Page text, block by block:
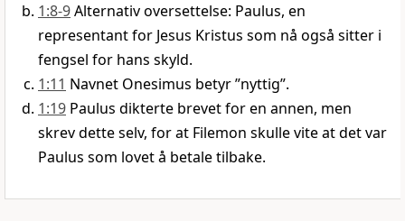
1:8-9Alternativ oversettelse: Paulus, en
representant for Jesus Kristus som nå også sitter i
fengsel for hans skyld.
1:11 Navnet Onesimus betyr ”nyttig”.
1:19 Paulus dikterte brevet for en annen, men
skrev dette selv, for at Filemon skulle vite at det var
Paulus som lovet å betale tilbake.